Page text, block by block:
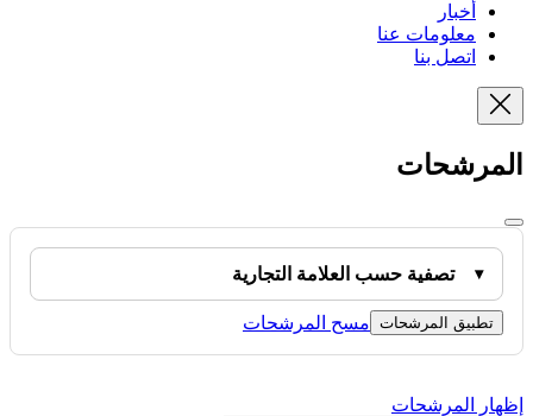
أخبار
معلومات عنا
اتصل بنا
المرشحات
تصفية حسب العلامة التجارية
تطبيق المرشحات مسح المرشحات
إظهار المرشحات